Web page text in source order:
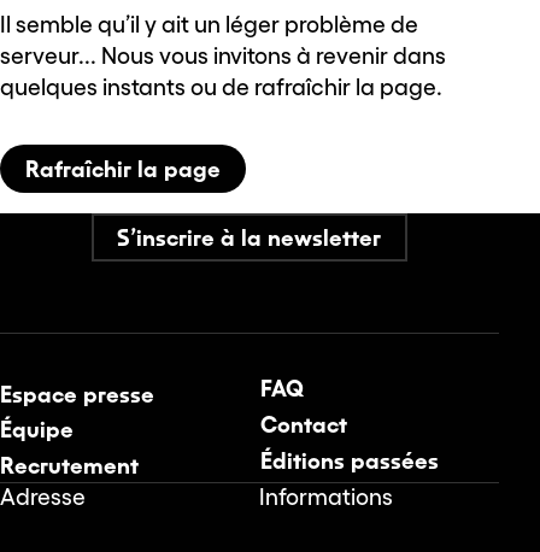
Il semble qu’il y ait un léger problème de
serveur... Nous vous invitons à revenir dans
quelques instants ou de rafraîchir la page.
Rafraîchir la page
S’inscrire à la newsletter
Espace presse
Équipe
Recrutement
FAQ
Contact
Éditions passées
Adresse Informations